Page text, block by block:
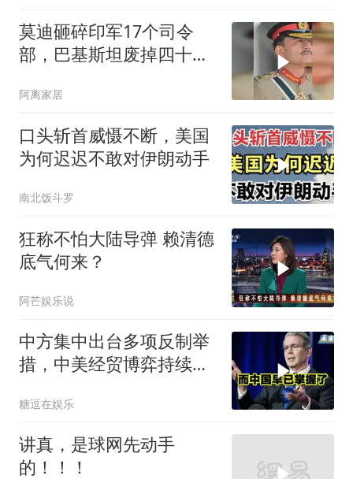
莫迪砸碎印军17个司令
部，巴基斯坦废掉四十年
变天
阿离家居
口头斩首威慑不断，美国
为何迟迟不敢对伊朗动手
南北饭斗罗
狂称不怕大陆导弹 赖清德
底气何来？
阿芒娱乐说
中方集中出台多项反制举
措，中美经贸博弈持续升
糖逗在娱乐
讲真，是球网先动手
的！！！